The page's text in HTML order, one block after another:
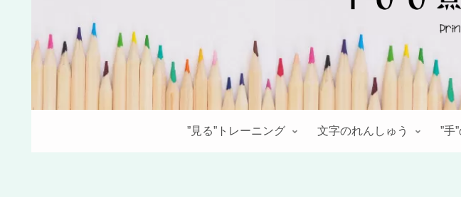
”見る”トレーニング 文字のれんしゅう ”手